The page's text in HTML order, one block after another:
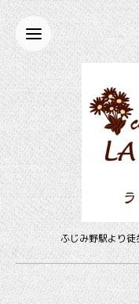
ふじみ野駅より